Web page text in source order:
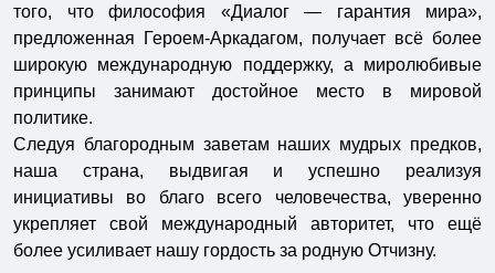
того, что философия «Диалог — гарантия мира»,
предложенная Героем-Аркадагом, получает всё более
широкую международную поддержку, а миролюбивые
принципы занимают достойное место в мировой
политике.
Следуя благородным заветам наших мудрых предков,
наша страна, выдвигая и успешно реализуя
инициативы во благо всего человечества, уверенно
укрепляет свой международный авторитет, что ещё
более усиливает нашу гордость за родную Отчизну.